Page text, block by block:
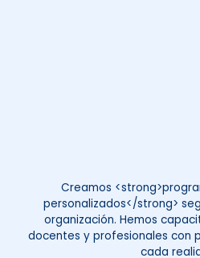
Creamos
personalizados</strong>
organización. Hemos
docentes y profesionales con
cada